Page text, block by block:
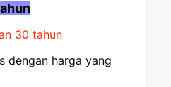
30 tahun
dengan harga yang